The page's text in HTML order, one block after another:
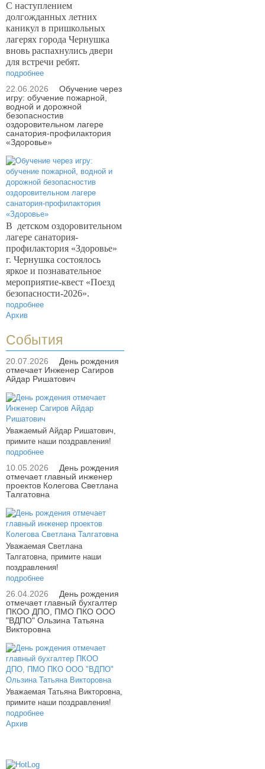
С наступлением
долгожданных летних
каникул в пришкольных
лагерях города Чернушка
вновь распахнулись двери
для встречи ребят.
подробнее
22.06.2026
Обучение через
игру: обучение пожарной,
водной и дорожной
безопасностив
оздоровительном лагере
санатория-профилактория
«Здоровье»
В детском оздоровительном
лагере санатория-
профилактория «Здоровье»
г. Чернушка состоялось
яркое и познавательное
мероприятие-квест «Поезд
безопасности-2026».
подробнее
Архив
События
20.07.2026
День рождения
отмечает Инженер Сагиров
Айдар Ришатович
Уважаемый Айдар Ришатович,
примите наши поздравления!
подробнее
10.05.2026
День рождения
отмечает главный инженер
проектов Колегова Светлана
Талгатовна
Уважаемая Светлана
Талгатовна, примите наши
поздравления!
подробнее
26.04.2026
День рождения
отмечает главный бухгалтер
ПКОО ДПО, ПМО ПКО ООО
"ВДПО" Ользина Татьяна
Викторовна
Уважаемая Татьяна Викторовна,
примите наши поздравления!
подробнее
Архив